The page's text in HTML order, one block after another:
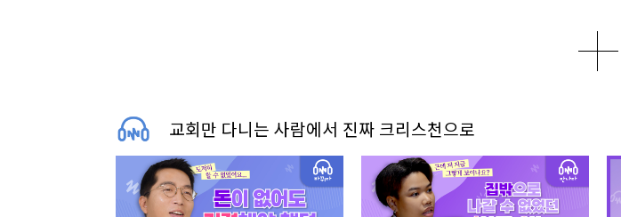
교회만 다니는 사람에서 진짜 크리스천으로